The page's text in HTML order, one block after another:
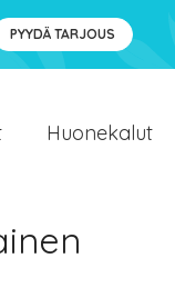
PYYDÄ TARJOUS
Huonekalut